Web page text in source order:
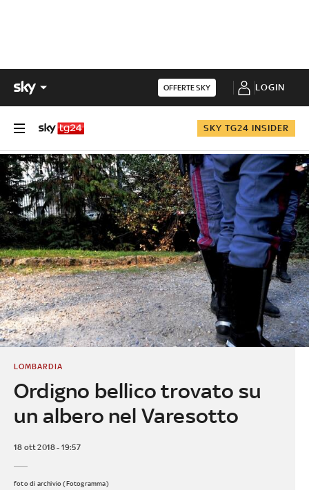
OFFERTE SKY LOGIN
SKY TG24 INSIDER
Ordigno bellico trovato su
un albero nel Varesotto
LOMBARDIA
18 ott 2018 - 19:57
foto di archivio (Fotogramma)